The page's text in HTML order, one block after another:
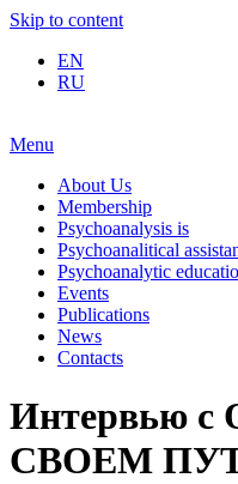
Skip to content
EN
RU
Menu
About Us
Membership
Psychoanalysis is
Psychoanalitical
Psychoanalytic
Events
Publications
News
Contacts
Интервью
СВОЕМ